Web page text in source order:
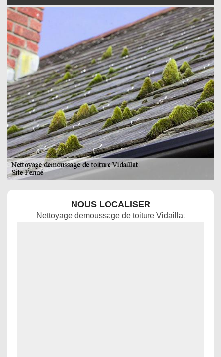
NOUS LOCALISER
Nettoyage demoussage de toiture Vidaillat